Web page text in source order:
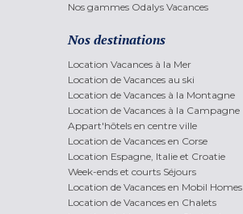
Nos gammes Odalys Vacances
Nos destinations
Location Vacances à la Mer
Location de Vacances au ski
Location de Vacances à la Montagne
Location de Vacances à la Campagne
Appart'hôtels en centre ville
Location de Vacances en Corse
Location Espagne, Italie et Croatie
Week-ends et courts Séjours
Location de Vacances en Mobil Homes
Location de Vacances en Chalets